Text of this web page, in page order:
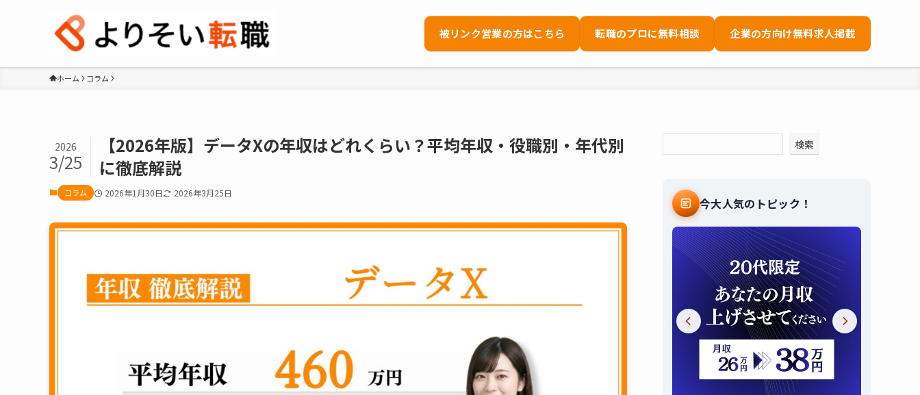
被リンク営業の方はこちら 転職のプロに無料相談 企業の方向け無料求人掲載
ホーム コラム
【2026年版】データXの年収はどれくらい？平均年収・役職別・年代別
に徹底解説
2026
3/25
コラム 2026年1月30日 2026年3月25日
検索
今大人気のトピック！